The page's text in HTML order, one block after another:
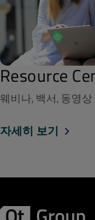
Resource
웨비나, 백서, 동영
자세히 보기